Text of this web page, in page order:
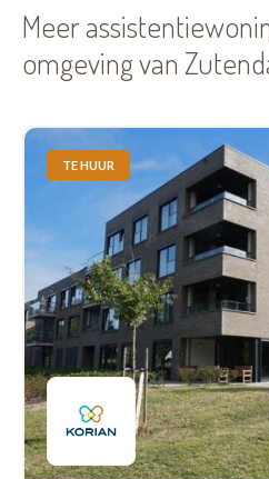
Meer
omgeving van
TE HUUR